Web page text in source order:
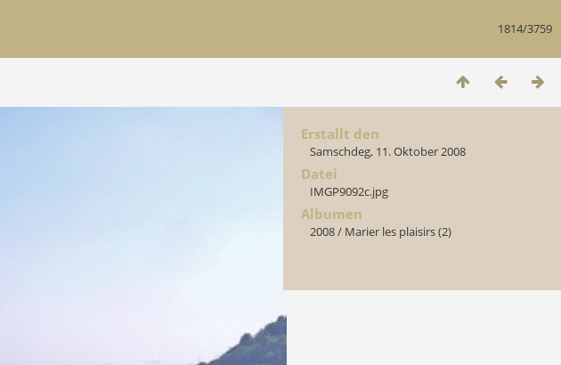
1814/3759
Erstallt den
Samschdeg, 11. Oktober 2008
Datei
IMGP9092c.jpg
Albumen
2008/ Marier les plaisirs (2)